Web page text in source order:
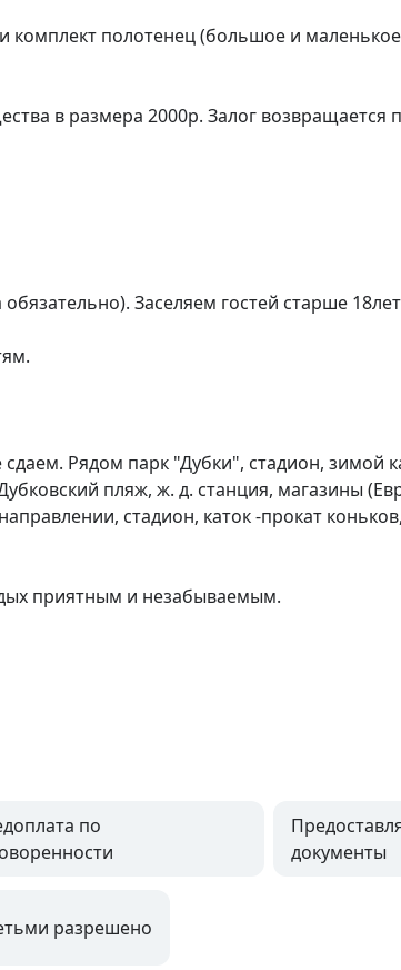
комплект полотенец (большое и
в размера 2000р. Залог возвращается
Заселяем гостей старше
Рядом парк "Дубки", стадион, зимой
пляж, ж. д. станция, магазины
стадион, каток -прокат
приятным и незабываемым.
по
документы
разрешено